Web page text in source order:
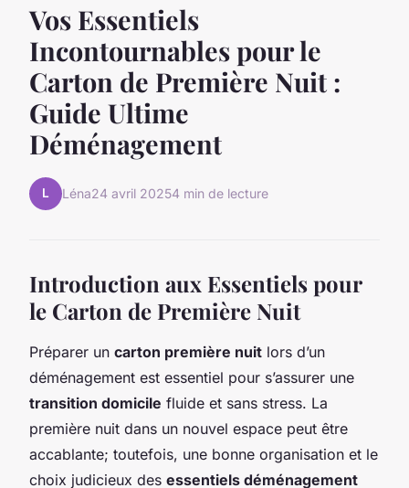
Vos Essentiels
Incontournables pour le
Carton de Première Nuit :
Guide Ultime
Déménagement
L Léna24 avril 20254 min de lecture
Introduction aux Essentiels pour
le Carton de Première Nuit
Préparer un carton première nuit lors d’un
déménagement est essentiel pour s’assurer une
transition domicile fluide et sans stress. La
première nuit dans un nouvel espace peut être
accablante; toutefois, une bonne organisation et le
choix judicieux des essentiels déménagement